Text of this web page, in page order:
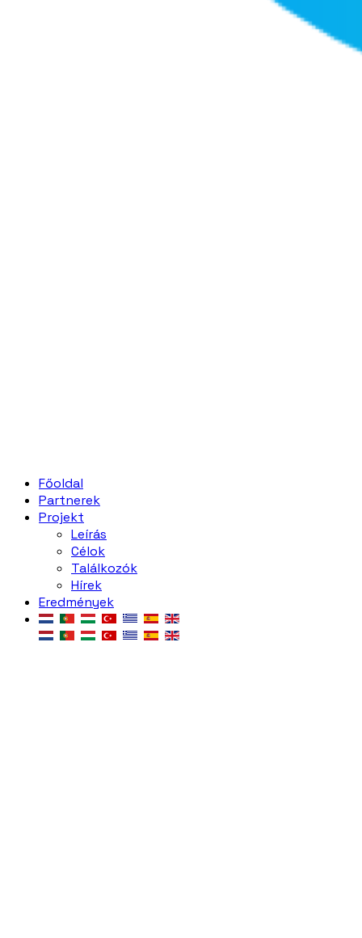
Főoldal
Partnerek
Projekt
Leírás
Célok
Találkozók
Hírek
Eredmények